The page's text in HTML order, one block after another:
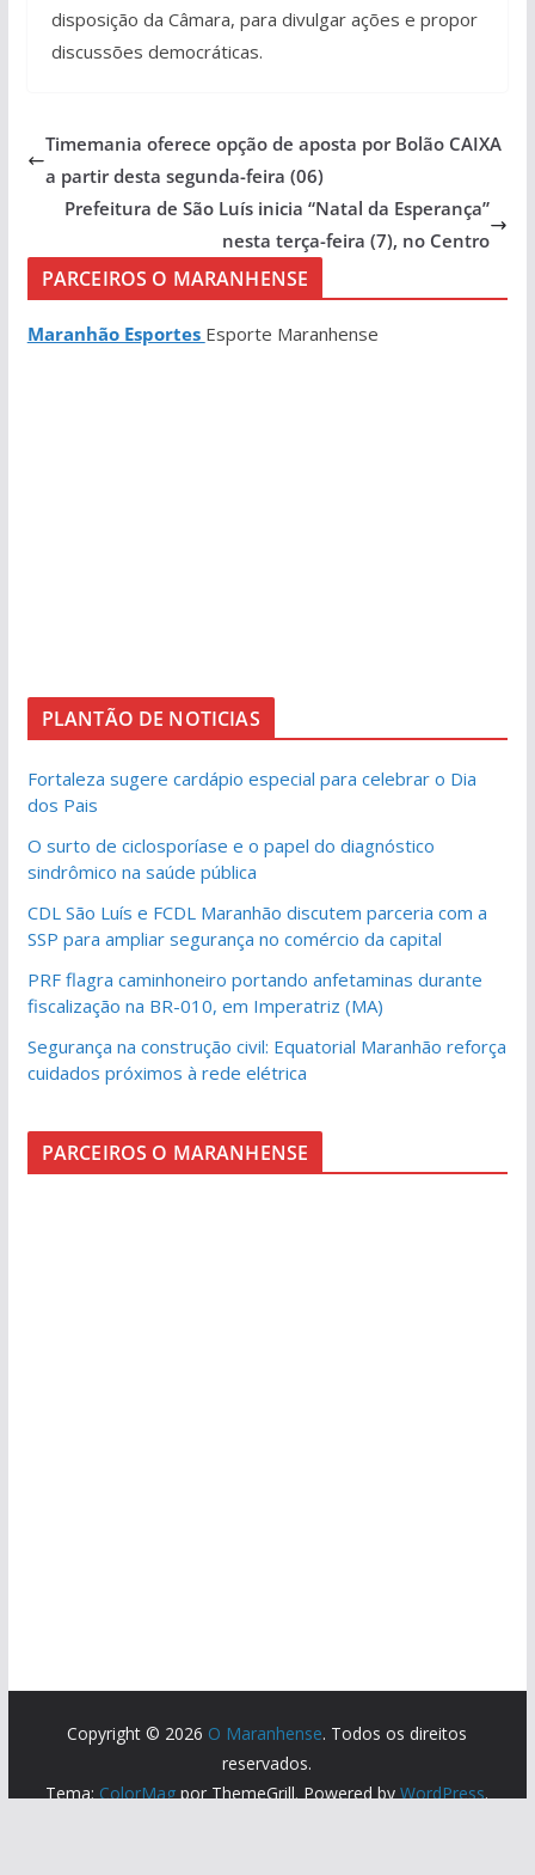
disposição da Câmara, para divulgar ações e propor
discussões democráticas.
Timemania oferece opção de aposta por Bolão CAIXA
a partir desta segunda-feira (06)
Prefeitura de São Luís inicia “Natal da Esperança”
nesta terça-feira (7), no Centro
PARCEIROS O MARANHENSE
Maranhão Esportes Esporte Maranhense
PLANTÃO DE NOTICIAS
Fortaleza sugere cardápio especial para celebrar o Dia
dos Pais
O surto de ciclosporíase e o papel do diagnóstico
sindrômico na saúde pública
CDL São Luís e FCDL Maranhão discutem parceria com a
SSP para ampliar segurança no comércio da capital
PRF flagra caminhoneiro portando anfetaminas durante
fiscalização na BR-010, em Imperatriz (MA)
Segurança na construção civil: Equatorial Maranhão reforça
cuidados próximos à rede elétrica
PARCEIROS O MARANHENSE
Copyright © 2026 O Maranhense. Todos os direitos
reservados.
Tema: ColorMag por ThemeGrill. Powered byWordPress.